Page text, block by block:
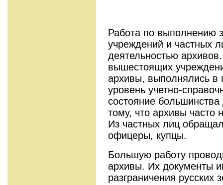
Работа по выполнению
учреждений и частных
деятельностью
вышестоящих
архивы, выполнялись в
уровень учетно-
состояние
тому, что архивы часто
Из частных лиц
офицеры, купцы.
Большую работу
архивы. Их документы
разграничения русских